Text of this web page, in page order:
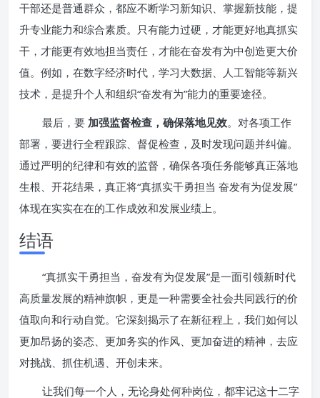
干部还是普通群众，都应不断学习新知识、掌握新技能，提
升专业能力和综合素质。只有能力过硬，才能更好地真抓实
干，才能更有效地担当责任，才能在奋发有为中创造更大价
值。例如，在数字经济时代，学习大数据、人工智能等新兴
技术，是提升个人和组织“奋发有为”能力的重要途径。
最后，要 加强监督检查，确保落地见效。对各项工作
部署，要进行全程跟踪、督促检查，及时发现问题并纠偏。
通过严明的纪律和有效的监督，确保各项任务能够真正落地
生根、开花结果，真正将“真抓实干勇担当 奋发有为促发展”
体现在实实在在的工作成效和发展业绩上。
结语
“真抓实干勇担当，奋发有为促发展”是一面引领新时代
高质量发展的精神旗帜，更是一种需要全社会共同践行的价
值取向和行动自觉。它深刻揭示了在新征程上，我们如何以
更加昂扬的姿态、更加务实的作风、更加奋进的精神，去应
对挑战、抓住机遇、开创未来。
让我们每一个人，无论身处何种岗位，都牢记这十二字